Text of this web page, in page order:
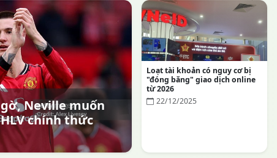
Neville muốn
chính thức
Loạt tài khoản có nguy cơ bị
"đóng băng" giao dịch online
từ 2026
22/12/2025